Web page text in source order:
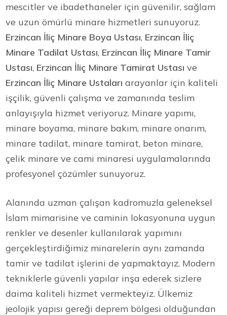
mescitler ve ibadethaneler için güvenilir, sağlam
ve uzun ömürlü minare hizmetleri sunuyoruz.
Erzincan İliç Minare Boya Ustası, Erzincan İliç
Minare Tadilat Ustası, Erzincan İliç Minare Tamir
Ustası, Erzincan İliç Minare Tamirat Ustası ve
Erzincan İliç Minare Ustaları arayanlar için kaliteli
işçilik, güvenli çalışma ve zamanında teslim
anlayışıyla hizmet veriyoruz. Minare yapımı,
minare boyama, minare bakım, minare onarım,
minare tadilat, minare tamirat, beton minare,
çelik minare ve cami minaresi uygulamalarında
profesyonel çözümler sunuyoruz.
Alanında uzman çalışan kadromuzla geleneksel
İslam mimarisine ve caminin lokasyonuna uygun
renkler ve desenler kullanılarak yapımını
gerçekleştirdiğimiz minarelerin aynı zamanda
tamir ve tadilat işlerini de yapmaktayız. Modern
tekniklerle güvenli yapılar inşa ederek sizlere
daima kaliteli hizmet vermekteyiz. Ülkemiz
jeolojik yapısı gereği deprem bölgesi olduğundan